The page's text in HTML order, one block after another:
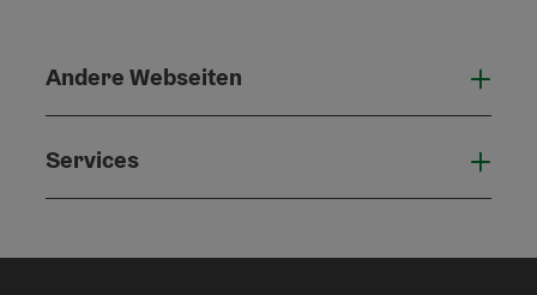
Andere Webseiten
Services